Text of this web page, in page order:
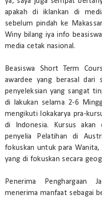
apakah di iklankan di
sebelum pindah ke
Winy bilang iya info
media cetak nasional.
Beasiswa Short Term
awardee yang berasal dari
penyeleksian yang sangat
di lakukan selama 2-6
mengikuti lokakarya pra-
di Indonesia. Kursus akan
penyelia Pelatihan di
fokuskan untuk para
yang di fokuskan secara
Penerima Penghargaan
menerima manfaat sebagai